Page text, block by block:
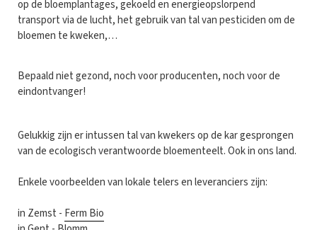
op de bloemplantages, gekoeld en energieopslorpend
transport via de lucht, het gebruik van tal van pesticiden om de
bloemen te kweken,…
Bepaald niet gezond, noch voor producenten, noch voor de
eindontvanger!
Gelukkig zijn er intussen tal van kwekers op de kar gesprongen
van de ecologisch verantwoorde bloementeelt. Ook in ons land.
Enkele voorbeelden van lokale telers en leveranciers zijn:
in Zemst - Ferm Bio